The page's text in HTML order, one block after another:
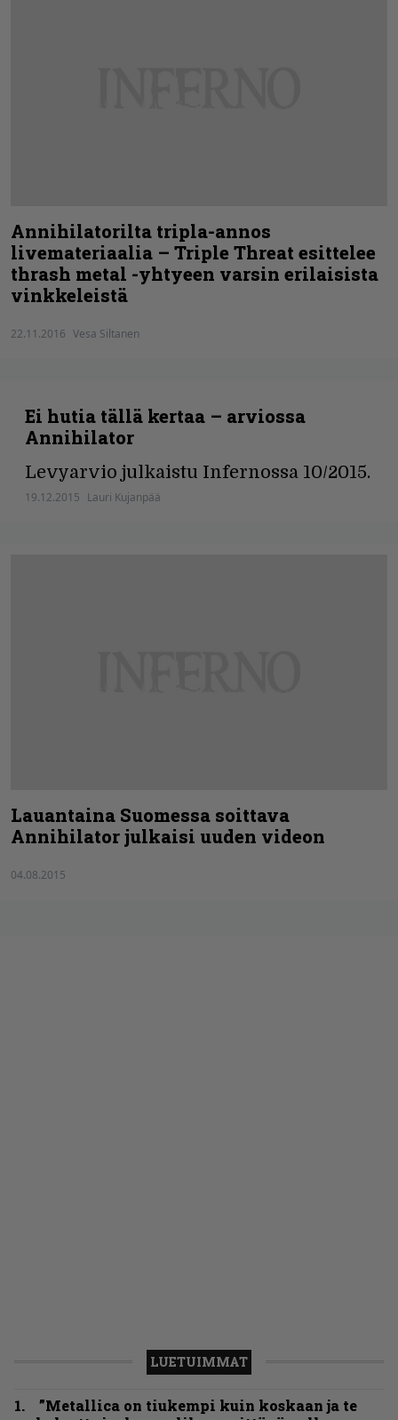
Annihilatorilta tripla-annos
livemateriaalia – Triple Threat esittelee
thrash metal -yhtyeen varsin erilaisista
vinkkeleistä
22.11.2016 Vesa Siltanen
Ei hutia tällä kertaa – arviossa
Annihilator
Levyarvio julkaistu Infernossa 10/2015.
19.12.2015 Lauri Kujanpää
Lauantaina Suomessa soittava
Annihilator julkaisi uuden videon
04.08.2015
LUETUIMMAT
”Metallica on tiukempi kuin koskaan ja te